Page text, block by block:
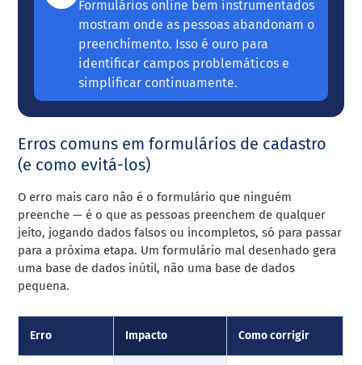
Formulários online bem instrumentados
mostram onde as pessoas abandonam o
preenchimento. Isso é ouro para
identificar campos problemáticos e
simplificar continuamente.
Erros comuns em formulários de cadastro
(e como evitá-los)
O erro mais caro não é o formulário que ninguém
preenche — é o que as pessoas preenchem de qualquer
jeito, jogando dados falsos ou incompletos, só para passar
para a próxima etapa. Um formulário mal desenhado gera
uma base de dados inútil, não uma base de dados
pequena.
Erro Impacto Como corrigir